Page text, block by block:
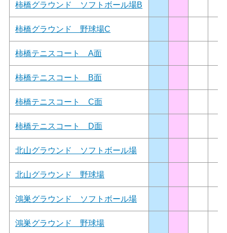
柿橋グラウンド ソフトボール場B
柿橋グラウンド 野球場C
柿橋テニスコート A面
柿橋テニスコート B面
柿橋テニスコート C面
柿橋テニスコート D面
北山グラウンド ソフトボール場
北山グラウンド 野球場
鴻巣グラウンド ソフトボール場
鴻巣グラウンド 野球場